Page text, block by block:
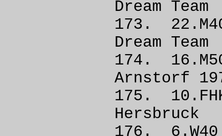
173.
174.
Arnstorf
175.
176.